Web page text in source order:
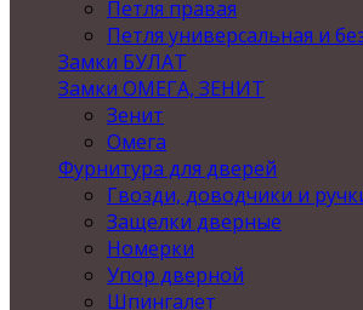
Петля правая
Петля универсальная и
Замки БУЛАТ
Замки ОМЕГА, ЗЕНИТ
Зенит
Омега
Фурнитура для дверей
Гвозди, доводчики и
Защелки дверные
Номерки
Упор дверной
Шпингалет